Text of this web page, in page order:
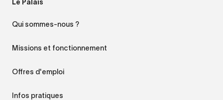
Le Palais
Qui sommes-nous ?
Missions et fonctionnement
Offres d'emploi
Infos pratiques